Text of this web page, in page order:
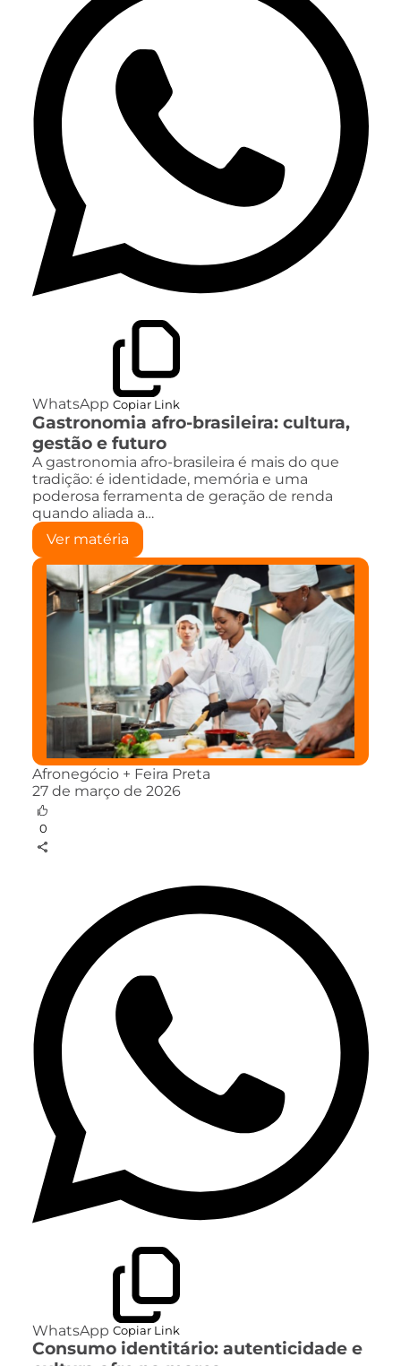
WhatsApp Copiar Link
Gastronomia afro-brasileira: cultura,
gestão e futuro
A gastronomia afro-brasileira é mais do que
tradição: é identidade, memória e uma
poderosa ferramenta de geração de renda
quando aliada a…
Ver matéria
Afronegócio + Feira Preta
27 de março de 2026
0
WhatsApp Copiar Link
Consumo identitário: autenticidade e